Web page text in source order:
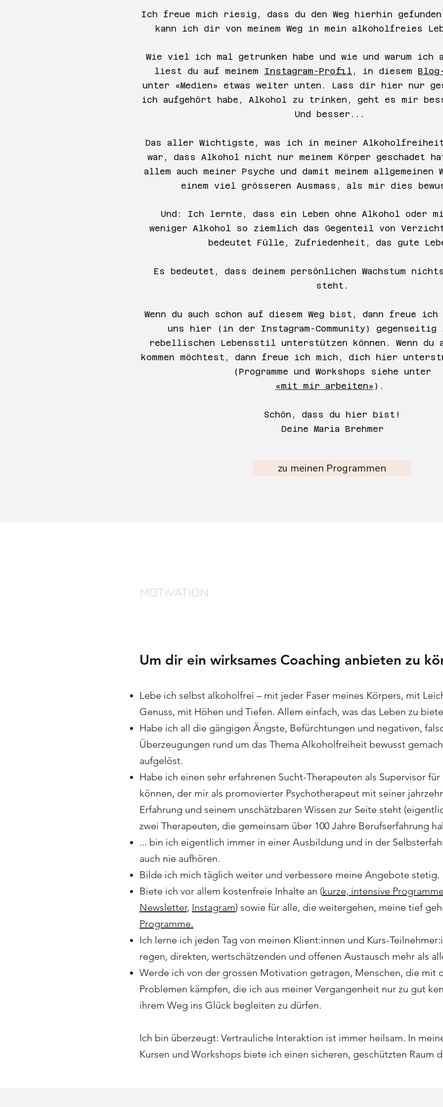
Ich freue mich riesig, dass du den Weg hierhin
kann ich dir von meinem Weg in mein alkoholfreies
Wie viel ich mal getrunken habe und wie und warum ich
liest du auf meinem Instagram-Profil , in diesem
unter «Medien» etwas weiter unten. Lass dir hier nur
ich aufgehört habe, Alkohol zu trinken, geht es mir
Und besser...
Das aller Wichtigste, was ich in meiner
war, dass Alkohol nicht nur meinem Körper geschadet
allem auch meiner Psyche und damit meinem allgemeinen
einem viel grösseren Ausmass, als mir dies
Und: Ich lernte, dass ein Leben ohne Alkohol oder
weniger Alkohol so ziemlich das Gegenteil von
bedeutet Fülle, Zufriedenheit, das gute
Es bedeutet, dass deinem persönlichen Wachstum
steht.
Wenn du auch schon auf diesem Weg bist, dann freue
uns hier (in der Instagram-Community) gegenseitig
rebellischen Lebensstil unterstützen können. Wenn du
kommen möchtest, dann freue ich mich, dich hier
(Programme und Workshops siehe unter
«mit mir arbeiten» ).
Schön, dass du hier bist!
Deine Maria Brehmer
zu meinen Programmen
MOTIVATION
Um dir ein wirksames Coaching anbieten zu
Lebe ich selbst alkoholfrei – mit jeder Faser meines Körpers, mit
Genuss, mit Höhen und Tiefen. Allem einfach, was das Leben zu
Habe ich all die gängigen Ängste, Befürchtungen und negativen,
Überzeugungen rund um das Thema Alkoholfreiheit bewusst
aufgelöst.
Habe ich einen sehr erfahrenen Sucht-Therapeuten als Supervisor
können, der mir als promovierter Psychotherapeut mit seiner
Erfahrung und seinem unschätzbaren Wissen zur Seite steht
zwei Therapeuten, die gemeinsam über 100 Jahre Berufserfahrung
... bin ich eigentlich immer in einer Ausbildung und in der
auch nie aufhören.
Bilde ich mich täglich weiter und verbessere meine Angebote stetig.
Biete ich vor allem kostenfreie Inhalte an (kurze, intensive Programme
Newsletter, Instagram) sowie für alle, die weitergehen, meine tief
Programme.
Ich lerne ich jeden Tag von meinen Klient:innen und Kurs-
regen, direkten, wertschätzenden und offenen Austausch mehr als
Werde ich von der grossen Motivation getragen, Menschen, die mit
Problemen kämpfen, die ich aus meiner Vergangenheit nur zu gut
ihrem Weg ins Glück begleiten zu dürfen.
Ich bin überzeugt: Vertrauliche Interaktion ist immer heilsam. In
Kursen und Workshops biete ich einen sicheren, geschützten Raum